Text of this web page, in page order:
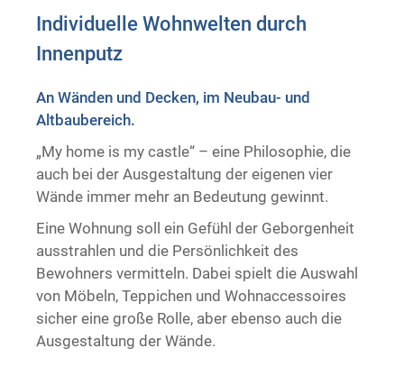
Mineralputz
Trockenausbau
Individuelle Wohnwelten durch
Innenputz ​
An Wänden und Decken, im Neubau- und
Altbaubereich.
„My home is my castle“ – eine Philosophie, die
auch bei der Ausgestaltung der eigenen vier
Wände immer mehr an Bedeutung gewinnt.
Eine Wohnung soll ein Gefühl der Geborgenheit
ausstrahlen und die Persönlichkeit des
Bewohners vermitteln. Dabei spielt die Auswahl
von Möbeln, Teppichen und Wohnaccessoires
sicher eine große Rolle, aber ebenso auch die
Ausgestaltung der Wände.